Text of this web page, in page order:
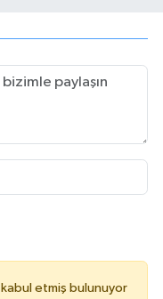
kabul etmiş bulunuyor